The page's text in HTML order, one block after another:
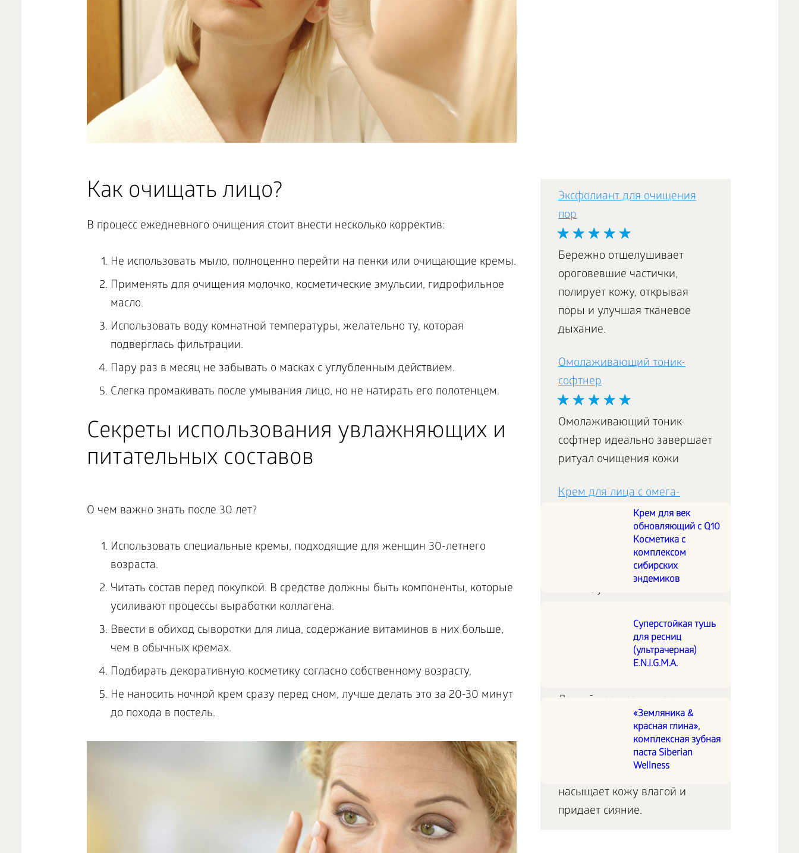
Эксфолиант для очищения
пор
Бережно отшелушивает
ороговевшие частички,
полирует кожу, открывая
поры и улучшая тканевое
дыхание.
Омолаживающий тоник-
софтнер
Омолаживающий тоник-
софтнер идеально завершает
ритуал очищения кожи
Крем для лица с омега-
Защищает кожу от
преждевременного старения,
питает, увлажняет и
Ультралегкий крем для лица
Легкий крем защищает и
восстанавливает
собственные стволовые
клетки кожи, выравнивает и
насыщает кожу влагой и
придает сияние.
Как очищать лицо?
В процесс ежедневного очищения стоит внести несколько корректив:
Не использовать мыло, полноценно перейти на пенки или очищающие кремы.
Применять для очищения молочко, косметические эмульсии, гидрофильное
масло.
Использовать воду комнатной температуры, желательно ту, которая
подверглась фильтрации.
Пару раз в месяц не забывать о масках с углубленным действием.
Слегка промакивать после умывания лицо, но не натирать его полотенцем.
Секреты использования увлажняющих и
питательных составов
Крем для век
обновляющий с Q10
Косметика с
комплексом
сибирских
эндемиков
Суперстойкая тушь
для ресниц
(ультрачерная)
E.N.I.G.M.A.
«Земляника &
красная глина»,
комплексная зубная
паста Siberian
Wellness
О чем важно знать после 30 лет?
Использовать специальные кремы, подходящие для женщин 30-летнего
возраста.
Читать состав перед покупкой. В средстве должны быть компоненты, которые
усиливают процессы выработки коллагена.
Ввести в обиход сыворотки для лица, содержание витаминов в них больше,
чем в обычных кремах.
Подбирать декоративную косметику согласно собственному возрасту.
Не наносить ночной крем сразу перед сном, лучше делать это за 20-30 минут
до похода в постель.